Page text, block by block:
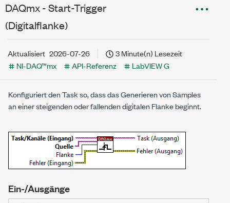
DAQmx - Start-Trigger
(Digitalflanke)
Aktualisiert 2026-07-26
3 Minute(n) Lesezeit
NI-DAQ™mx
API-Referenz LabVIEW G
Konfiguriert den Task so, dass das Generieren von Samples
an einer steigenden oder fallenden digitalen Flanke beginnt.
Ein-/Ausgänge